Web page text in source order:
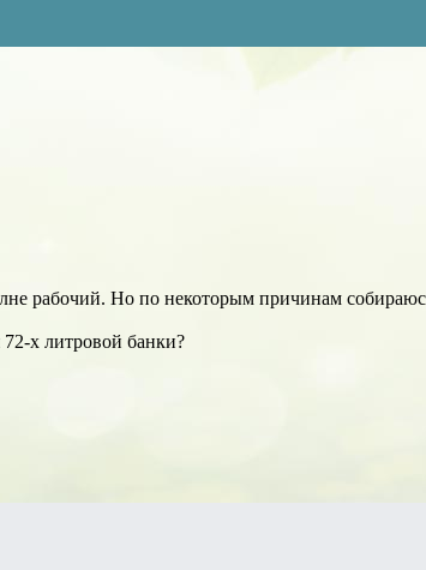
рабочий. Но по некоторым причинам
х литровой банки?